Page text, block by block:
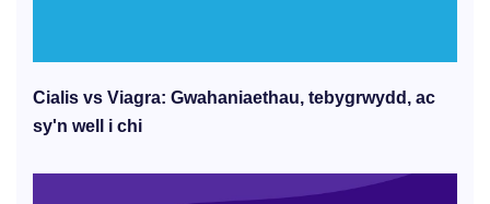
Cialis vs Viagra: Gwahaniaethau, tebygrwydd, ac
sy'n well i chi